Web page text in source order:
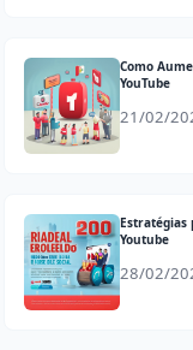
Como
YouTube
21/02/
Estratégias
Youtube
28/02/